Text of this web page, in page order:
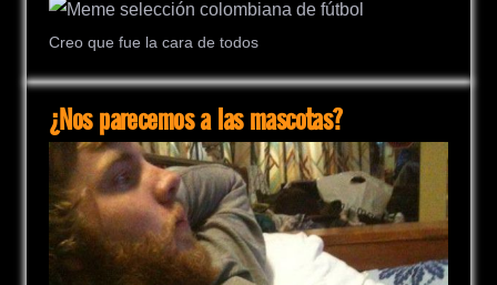
Creo que fue la cara de todos
¿Nos parecemos a las mascotas?